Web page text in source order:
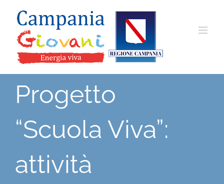
contenuto
Progetto
“Scuola Viva”:
attività